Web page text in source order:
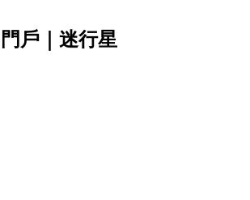
戶｜迷行星